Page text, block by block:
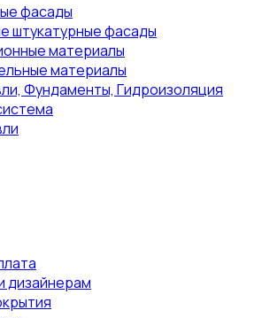
фасады
штукатурные фасады
материалы
материалы
Фундаменты, Гидроизоляция
дизайнерам